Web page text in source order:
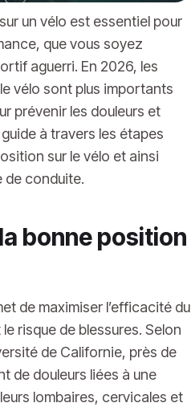
un vélo est essentiel pour
que vous soyez
aguerri. En 2026, les
vélo sont plus importants
prévenir les douleurs et
à travers les étapes
sur le vélo et ainsi
de conduite.
bonne position
de maximiser l’efficacité du
risque de blessures. Selon
de Californie, près de
de douleurs liées à une
lombaires, cervicales et